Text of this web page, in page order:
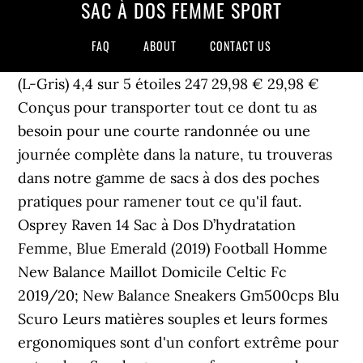
SAC À DOS FEMME SPORT
FAQ ABOUT CONTACT US
(L-Gris) 4,4 sur 5 étoiles 247 29,98 € 29,98 €
Conçus pour transporter tout ce dont tu as
besoin pour une courte randonnée ou une
journée complète dans la nature, tu trouveras
dans notre gamme de sacs à dos des poches
pratiques pour ramener tout ce qu'il faut.
Osprey Raven 14 Sac à Dos D’hydratation
Femme, Blue Emerald (2019) Football Homme
New Balance Maillot Domicile Celtic Fc
2019/20; New Balance Sneakers Gm500cps Blu
Scuro Leurs matières souples et leurs formes
ergonomiques sont d'un confort extrême pour